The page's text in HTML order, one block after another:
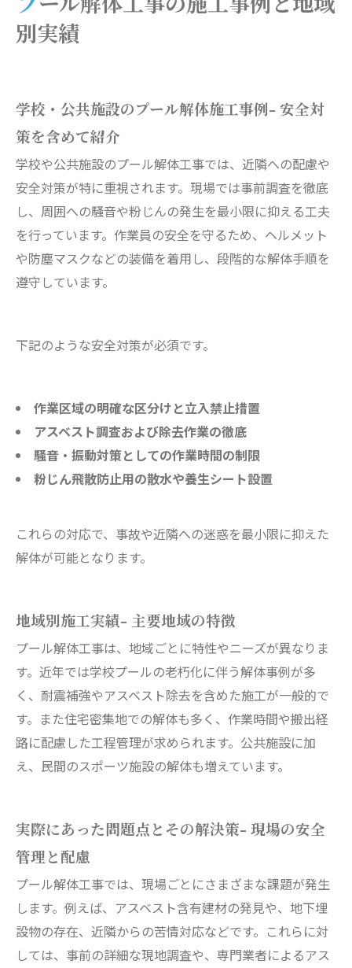
別実績
学校・公共施設のプール解体施工事例- 安全対
策を含めて紹介
学校や公共施設のプール解体工事では、近隣への配慮や
安全対策が特に重視されます。現場では事前調査を徹底
し、周囲への騒音や粉じんの発生を最小限に抑える工夫
を行っています。作業員の安全を守るため、ヘルメット
や防塵マスクなどの装備を着用し、段階的な解体手順を
遵守しています。
下記のような安全対策が必須です。
作業区域の明確な区分けと立入禁止措置
アスベスト調査および除去作業の徹底
騒音・振動対策としての作業時間の制限
粉じん飛散防止用の散水や養生シート設置
これらの対応で、事故や近隣への迷惑を最小限に抑えた
解体が可能となります。
地域別施工実績- 主要地域の特徴
プール解体工事は、地域ごとに特性やニーズが異なりま
す。近年では学校プールの老朽化に伴う解体事例が多
く、耐震補強やアスベスト除去を含めた施工が一般的で
す。また住宅密集地での解体も多く、作業時間や搬出経
路に配慮した工程管理が求められます。公共施設に加
え、民間のスポーツ施設の解体も増えています。
実際にあった問題点とその解決策- 現場の安全
管理と配慮
プール解体工事では、現場ごとにさまざまな課題が発生
します。例えば、アスベスト含有建材の発見や、地下埋
設物の存在、近隣からの苦情対応などです。これらに対
しては、事前の詳細な現地調査や、専門業者によるアス